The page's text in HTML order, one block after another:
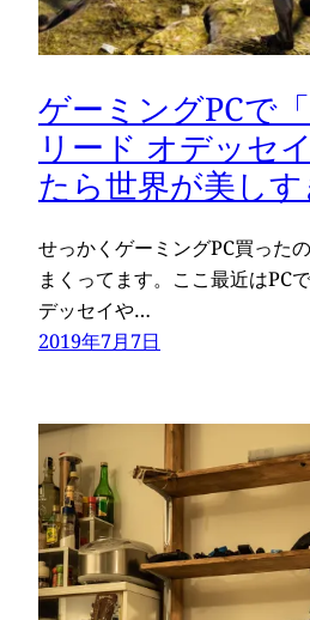
ゲーミングPCで
リード オデッセ
たら世界が美し
せっかくゲーミングPC買った
まくってます。ここ最近はPC
デッセイや…
2019年7月7日